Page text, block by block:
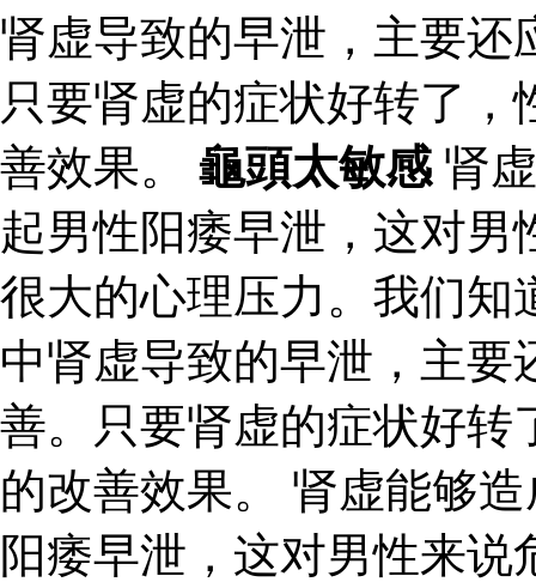
肾虚导致的早泄，主要还
只要肾虚的症状好转了
善效果。 龜頭太敏感 肾
起男性阳痿早泄，这对
很大的心理压力。我们知
中肾虚导致的早泄，主
善。只要肾虚的症状好转
的改善效果。 肾虚能够
阳痿早泄，这对男性来